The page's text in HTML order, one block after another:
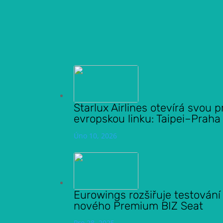
Starlux Airlines otevírá svou
evropskou linku: Taipei–Praha
Úno 10, 2026
Eurowings rozšiřuje testování
nového Premium BIZ Seat